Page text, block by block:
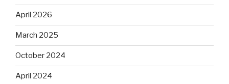
April 2026
March 2025
October 2024
April 2024